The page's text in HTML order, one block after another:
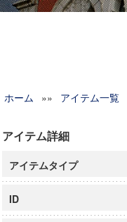
ホーム »» アイテム一覧
アイテム詳細
アイテムタイプ
ID